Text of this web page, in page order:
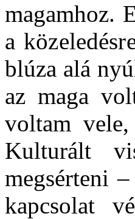
magamhoz.
a
blúza alá
az maga
voltam
Kulturált
megsérteni
kapcsolat